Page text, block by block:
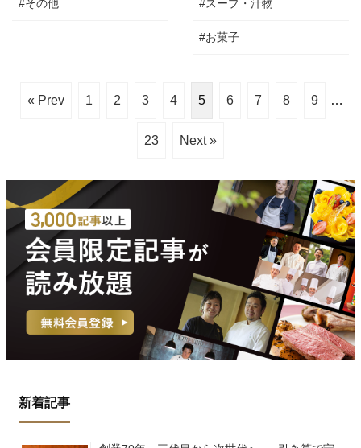
#その他 #スープ・汁物
#お菓子
« Prev 1 2 3 4 5 6 7 8 9 …
23 Next »
新着記事